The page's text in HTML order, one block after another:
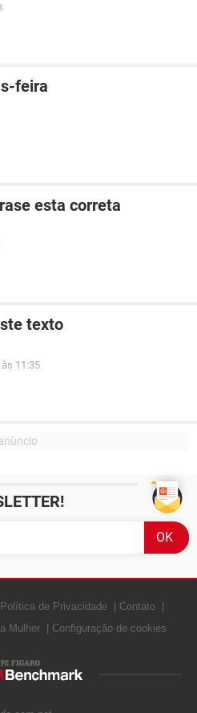
feira
esta correta
texto
11:35
Política de Privacidade
Contato
Mulher Configuração de cookies